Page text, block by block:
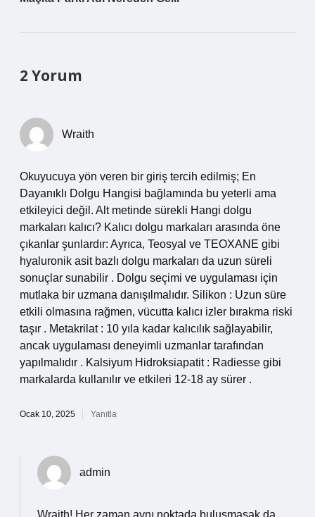
2 Yorum
Wraith
Okuyucuya yön veren bir giriş tercih edilmiş; En
Dayanıklı Dolgu Hangisi bağlamında bu yeterli ama
etkileyici değil. Alt metinde sürekli Hangi dolgu
markaları kalıcı? Kalıcı dolgu markaları arasında öne
çıkanlar şunlardır: Ayrıca, Teosyal ve TEOXANE gibi
hyaluronik asit bazlı dolgu markaları da uzun süreli
sonuçlar sunabilir . Dolgu seçimi ve uygulaması için
mutlaka bir uzmana danışılmalıdır. Silikon : Uzun süre
etkili olmasına rağmen, vücutta kalıcı izler bırakma riski
taşır . Metakrilat : 10 yıla kadar kalıcılık sağlayabilir,
ancak uygulaması deneyimli uzmanlar tarafından
yapılmalıdır . Kalsiyum Hidroksiapatit : Radiesse gibi
markalarda kullanılır ve etkileri 12-18 ay sürer .
Ocak 10, 2025 Yanıtla
admin
Wraith! Her zaman aynı noktada buluşmasak da